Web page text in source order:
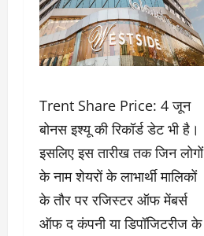
Trent Share Price: 4 जून
बोनस इश्यू की रिकॉर्ड डेट भी है।
इसलिए इस तारीख तक जिन लोगों
के नाम शेयरों के लाभार्थी मालिकों
के तौर पर रजिस्टर ऑफ मेंबर्स
ऑफ द कंपनी या डिपॉजिटरीज के